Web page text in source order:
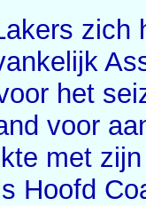
zich
het
voor
met
Hoofd